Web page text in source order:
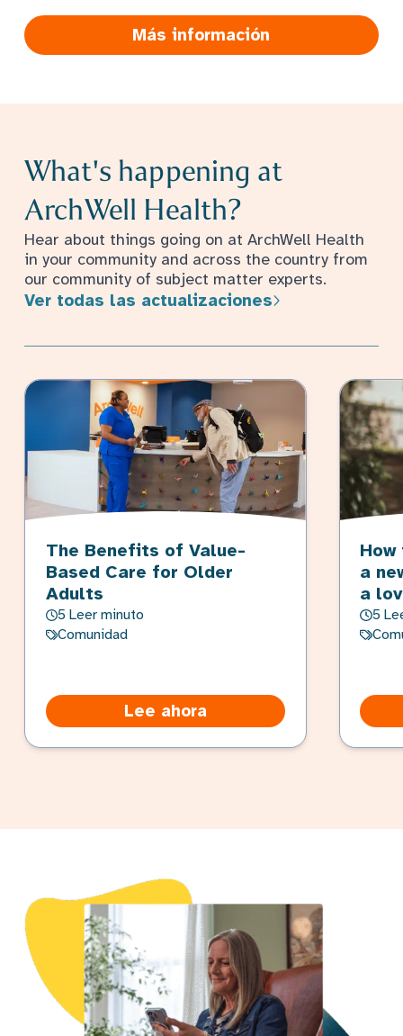
Más información
What's happening at
ArchWell Health?
Hear about things going on at ArchWell Health
in your community and across the country from
our community of subject matter experts.
Ver todas las actualizaciones
The Benefits of Value-
Based Care for Older
Adults
5 Leer minuto
Comunidad
Lee ahora
a
a
5